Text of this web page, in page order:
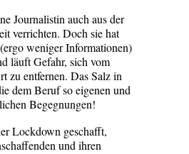
Journalistin auch aus der
verrichten. Doch sie hat
weniger Informa­tionen)
läuft Gefahr, sich vom
zu entfernen. Das Salz in
dem Beruf so eigenen und
Begegnungen!
Lockdown geschafft,
und ihren